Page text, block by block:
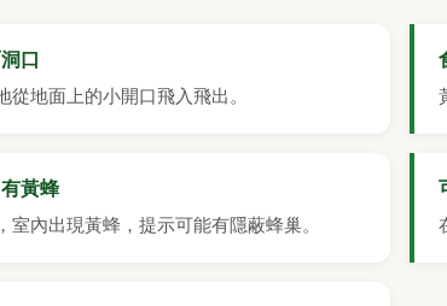
口
從地面上的小開口飛入飛出。
黃蜂
室內出現黃蜂，提示可能有隱蔽蜂巢。